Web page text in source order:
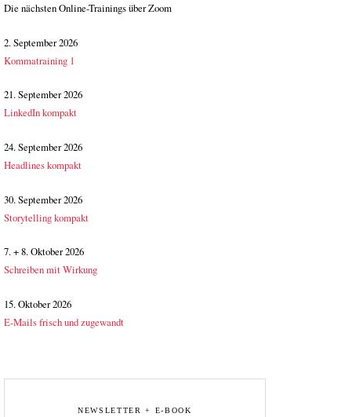
Die nächsten Online-Trainings über Zoom
2. September 2026
Kommatraining 1
21. September 2026
LinkedIn kompakt
24. September 2026
Headlines kompakt
30. September 2026
Storytelling kompakt
7. + 8. Oktober 2026
Schreiben mit Wirkung
15. Oktober 2026
E-Mails frisch und zugewandt
NEWSLETTER + E-BOOK